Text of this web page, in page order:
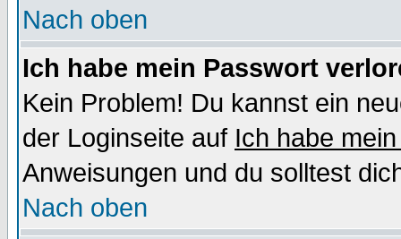
Nach oben
Ich habe mein Passwort
Kein Problem! Du kannst ein
der Loginseite auf Ich habe
Anweisungen und du solltest
Nach oben